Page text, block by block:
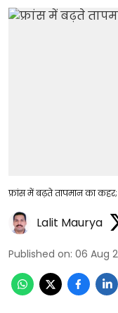
फ्रांस में बढ़ते तापमान का
Lalit Maurya
Published on: 06 Aug